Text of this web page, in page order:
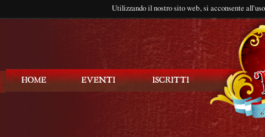
Utilizzando il nostro sito web, si acconsente